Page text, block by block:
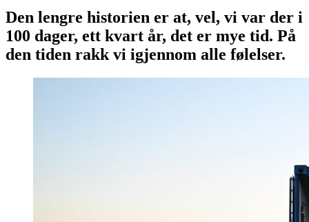
Den lengre historien er at, vel, vi var der i
100 dager, ett kvart år, det er mye tid. På
den tiden rakk vi igjennom alle følelser.